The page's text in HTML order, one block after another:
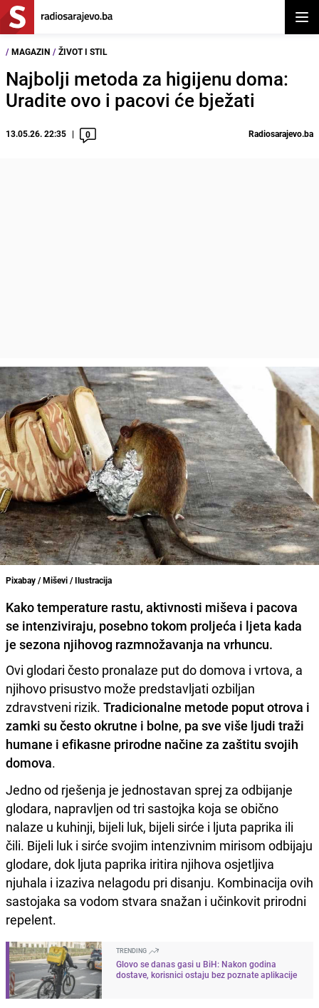
/ MAGAZIN / ŽIVOT I STIL
Najbolji metoda za higijenu doma:
Uradite ovo i pacovi će bježati
13.05.26. 22:35 0 Radiosarajevo.ba
Pixabay / Miševi / Ilustracija
Kako temperature rastu, aktivnosti miševa i pacova
se intenziviraju, posebno tokom proljeća i ljeta kada
je sezona njihovog razmnožavanja na vrhuncu.
Ovi glodari često pronalaze put do domova i vrtova, a
njihovo prisustvo može predstavljati ozbiljan
zdravstveni rizik. Tradicionalne metode poput otrova i
zamki su često okrutne i bolne, pa sve više ljudi traži
humane i efikasne prirodne načine za zaštitu svojih
domova.
Jedno od rješenja je jednostavan sprej za odbijanje
glodara, napravljen od tri sastojka koja se obično
nalaze u kuhinji, bijeli luk, bijeli sirće i ljuta paprika ili
čili. Bijeli luk i sirće svojim intenzivnim mirisom odbijaju
glodare, dok ljuta paprika iritira njihova osjetljiva
njuhala i izaziva nelagodu pri disanju. Kombinacija ovih
sastojaka sa vodom stvara snažan i učinkovit prirodni
repelent.
TRENDING
Glovo se danas gasi u BiH: Nakon godina
dostave, korisnici ostaju bez poznate aplikacije